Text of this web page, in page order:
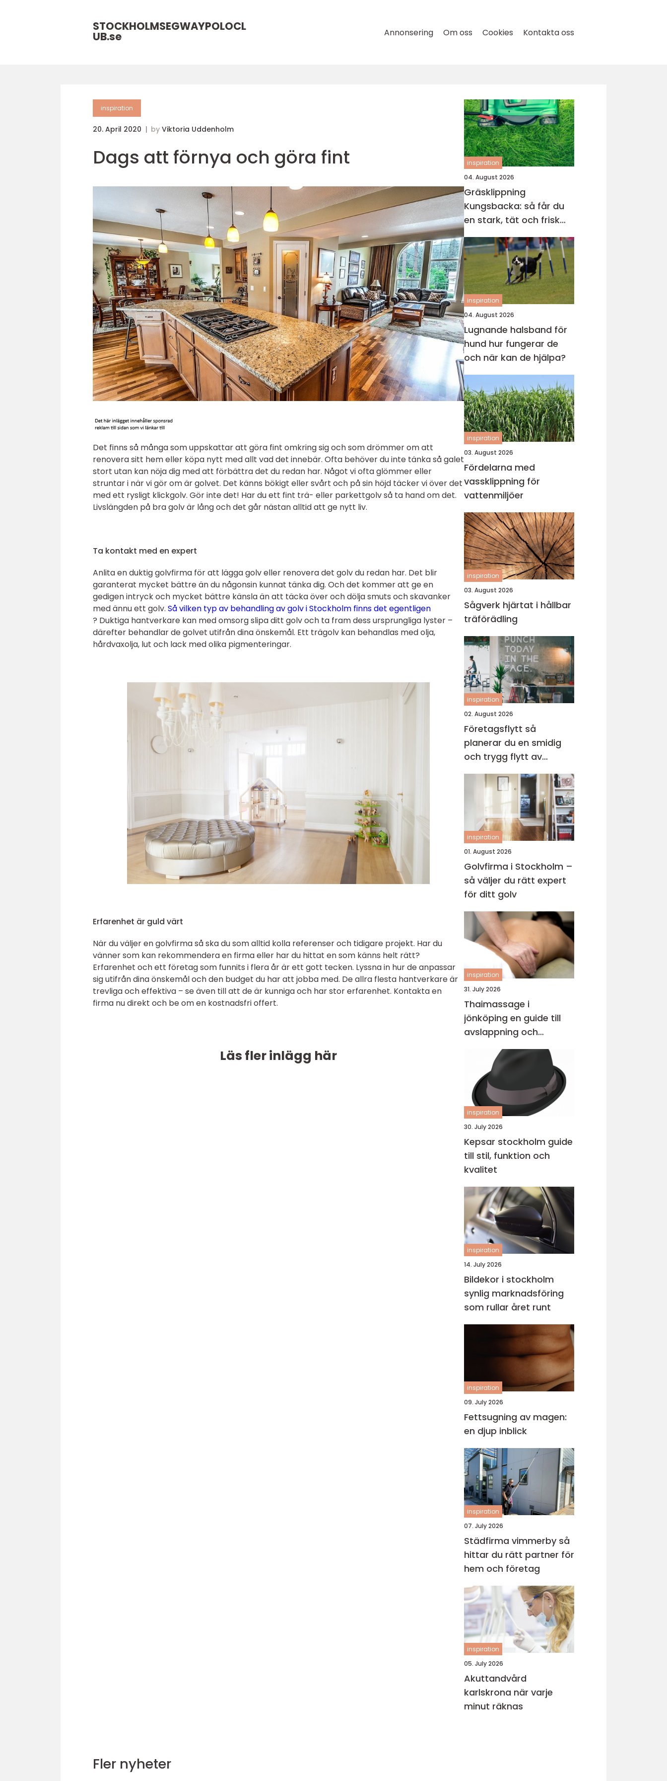
STOCKHOLMSEGWAYPOLOCL
UB.se Annonsering Om oss Cookies Kontakta oss
inspiration
20. April 2020 by Viktoria Uddenholm
Dags att förnya och göra fint
Det finns så många som uppskattar att göra fint omkring sig och som drömmer om att
renovera sitt hem eller köpa nytt med allt vad det innebär. Ofta behöver du inte tänka så galet
stort utan kan nöja dig med att förbättra det du redan har. Något vi ofta glömmer eller
struntar i när vi gör om är golvet. Det känns bökigt eller svårt och på sin höjd täcker vi över det
med ett rysligt klickgolv. Gör inte det! Har du ett fint trä- eller parkettgolv så ta hand om det.
Livslängden på bra golv är lång och det går nästan alltid att ge nytt liv.
Ta kontakt med en expert
Anlita en duktig golvfirma för att lägga golv eller renovera det golv du redan har. Det blir
garanterat mycket bättre än du någonsin kunnat tänka dig. Och det kommer att ge en
gedigen intryck och mycket bättre känsla än att täcka över och dölja smuts och skavanker
med ännu ett golv. Så vilken typ av behandling av golv i Stockholm finns det egentligen
? Duktiga hantverkare kan med omsorg slipa ditt golv och ta fram dess ursprungliga lyster –
därefter behandlar de golvet utifrån dina önskemål. Ett trägolv kan behandlas med olja,
hårdvaxolja, lut och lack med olika pigmenteringar.
Erfarenhet är guld värt
När du väljer en golvfirma så ska du som alltid kolla referenser och tidigare projekt. Har du
vänner som kan rekommendera en firma eller har du hittat en som känns helt rätt?
Erfarenhet och ett företag som funnits i flera år är ett gott tecken. Lyssna in hur de anpassar
sig utifrån dina önskemål och den budget du har att jobba med. De allra flesta hantverkare är
trevliga och effektiva – se även till att de är kunniga och har stor erfarenhet. Kontakta en
firma nu direkt och be om en kostnadsfri offert.
Läs fler inlägg här
inspiration
04. August 2026
Gräsklippning
Kungsbacka: så får du
en stark, tät och frisk
gräsmatta
inspiration
04. August 2026
Lugnande halsband för
hund hur fungerar de
och när kan de hjälpa?
inspiration
03. August 2026
Fördelarna med
vassklippning för
vattenmiljöer
inspiration
03. August 2026
Sågverk hjärtat i hållbar
träförädling
inspiration
02. August 2026
Företagsflytt så
planerar du en smidig
och trygg flytt av
verksamheten
inspiration
01. August 2026
Golvfirma i Stockholm –
så väljer du rätt expert
för ditt golv
inspiration
31. July 2026
Thaimassage i
jönköping en guide till
avslappning och
behandling
inspiration
30. July 2026
Kepsar stockholm guide
till stil, funktion och
kvalitet
inspiration
14. July 2026
Bildekor i stockholm
synlig marknadsföring
som rullar året runt
inspiration
09. July 2026
Fettsugning av magen:
en djup inblick
inspiration
07. July 2026
Städfirma vimmerby så
hittar du rätt partner för
hem och företag
inspiration
05. July 2026
Akuttandvård
karlskrona när varje
minut räknas
Fler nyheter